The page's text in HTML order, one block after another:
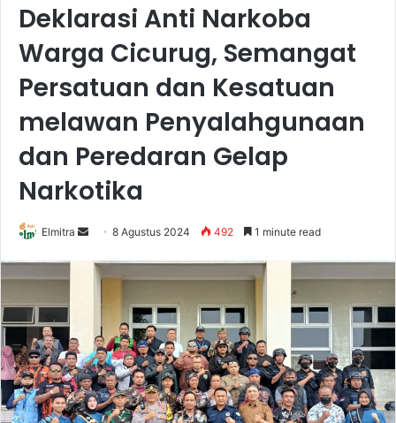
Deklarasi Anti Narkoba
Warga Cicurug, Semangat
Persatuan dan Kesatuan
melawan Penyalahgunaan
dan Peredaran Gelap
Narkotika
Elmitra
Send
email
8 Agustus 2024 492 1 minute read